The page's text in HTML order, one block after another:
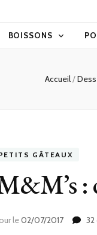
BOISSONS
Accueil/
GÂTEAUX
:
le02/07/2017